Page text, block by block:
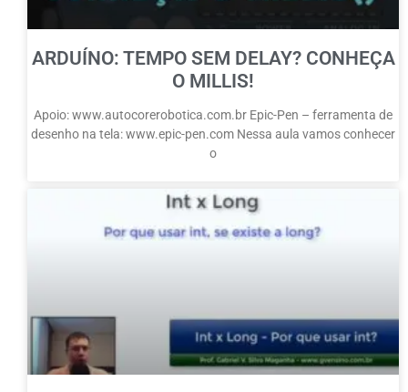
ARDUÍNO: TEMPO SEM DELAY? CONHEÇA
O MILLIS!
Apoio: www.autocorerobotica.com.br Epic-Pen – ferramenta de
desenho na tela: www.epic-pen.com Nessa aula vamos conhecer
o